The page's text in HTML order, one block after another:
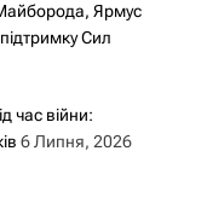
Ярмус
Сил
час війни:
6 Липня, 2026